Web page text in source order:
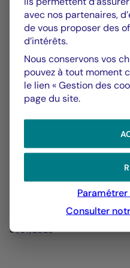
Alerte fraude –
31/07/2026
avec nos partenaires,
de vous proposer des
d’intérêts.
Nous conservons vos
pouvez à tout moment
le lien « Gestion des
page du site.
Consulter